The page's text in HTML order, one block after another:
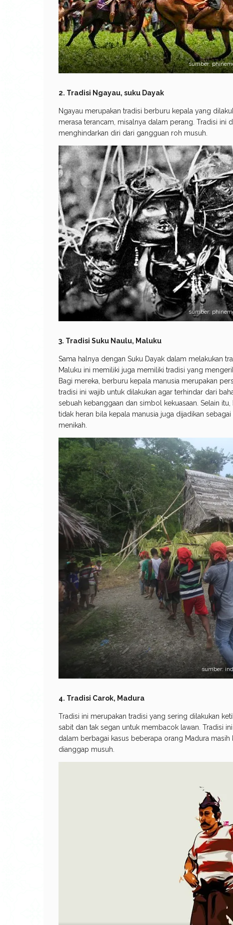
sumber:
2. Tradisi Ngayau, suku Dayak
Ngayau merupakan tradisi berburu kepala yang
merasa terancam, misalnya dalam perang. Tradisi ini
menghindarkan diri dari gangguan roh musuh.
sumber:
3. Tradisi Suku Naulu, Maluku
Sama halnya dengan Suku Dayak dalam melakukan
Maluku ini memiliki juga memiliki tradisi yang
Bagi mereka, berburu kepala manusia merupakan
tradisi ini wajib untuk dilakukan agar terhindar dari
sebuah kebanggaan dan simbol kekuasaan. Selain
tidak heran bila kepala manusia juga dijadikan
menikah.
sumber:
4. Tradisi Carok, Madura
Tradisi ini merupakan tradisi yang sering dilakukan
sabit dan tak segan untuk membacok lawan. Tradisi
dalam berbagai kasus beberapa orang Madura
dianggap musuh.